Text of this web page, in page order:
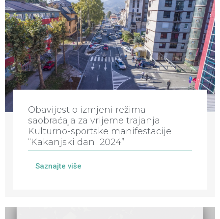
Obavijest o izmjeni režima
saobraćaja za vrijeme trajanja
Kulturno-sportske manifestacije
“Kakanjski dani 2024”
Saznajte više